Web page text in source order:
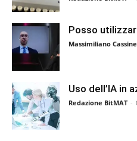
Posso
Massimiliano
Uso dell’IA in
Redazione BitMAT -